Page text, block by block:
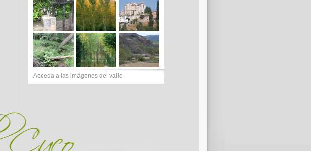
Acceda a las imágenes del valle